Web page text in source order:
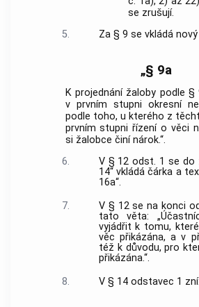
se zrušují.
5.
Za § 9 se vkládá
„§ 9a
K projednání žaloby podle
v prvním stupni okresní
podle toho, u kterého z
prvním stupni řízení o věci
si žalobce činí nárok.“.
6.
V § 12 odst. 1 se do
14“ vkládá čárka a
16a“.
7.
V § 12 se na konci
tato věta:
vyjádřit k tomu,
věc přikázána, a v
též k důvodu, pro
přikázána.“.
8.
V § 14 odstavec 1 zní: